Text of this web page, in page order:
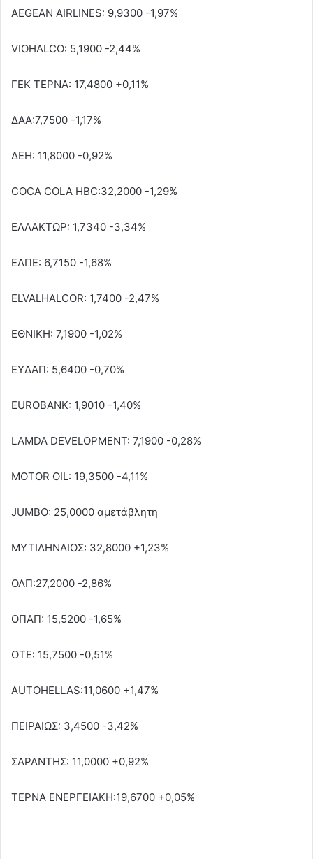
AEGEAN AIRLINES: 9,9300 -1,97%
VIOHALCO: 5,1900 -2,44%
ΓΕΚ ΤΕΡΝΑ: 17,4800 +0,11%
ΔΑΑ:7,7500 -1,17%
ΔΕΗ: 11,8000 -0,92%
COCA COLA HBC:32,2000 -1,29%
ΕΛΛΑΚΤΩΡ: 1,7340 -3,34%
ΕΛΠΕ: 6,7150 -1,68%
ELVALHALCOR: 1,7400 -2,47%
ΕΘΝΙΚΗ: 7,1900 -1,02%
ΕΥΔΑΠ: 5,6400 -0,70%
EUROBANK: 1,9010 -1,40%
LAMDA DEVELOPMENT: 7,1900 -0,28%
MOTOR OIL: 19,3500 -4,11%
JUMBO: 25,0000 αμετάβλητη
ΜΥΤΙΛΗΝΑΙΟΣ: 32,8000 +1,23%
ΟΛΠ:27,2000 -2,86%
ΟΠΑΠ: 15,5200 -1,65%
ΟΤΕ: 15,7500 -0,51%
AUTOHELLAS:11,0600 +1,47%
ΠΕΙΡΑΙΩΣ: 3,4500 -3,42%
ΣΑΡΑΝΤΗΣ: 11,0000 +0,92%
ΤΕΡΝΑ ΕΝΕΡΓΕΙΑΚΗ:19,6700 +0,05%